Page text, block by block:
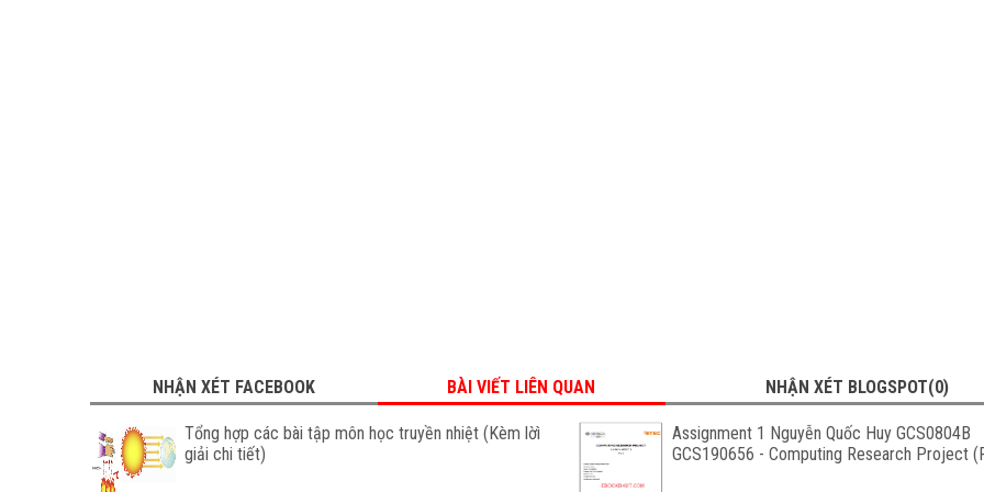
NHẬN XÉT FACEBOOK BÀI VIẾT LIÊN QUAN NHẬN XÉT BLOGSPOT(0)
Tổng hợp các bài tập môn học truyền nhiệt (Kèm lờì
giải chi tiết)
Assignment 1 Nguyễn Quốc Huy GCS0804B
GCS190656 - Computing Research Project